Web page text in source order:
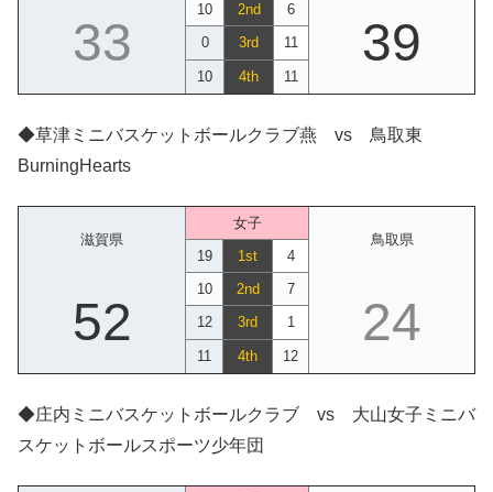
33
10 2nd 6
39
0 3rd 11
10 4th 11
◆草津ミニバスケットボールクラブ燕 vs 鳥取東
BurningHearts
滋賀県
女子
鳥取県
19
1st 4
52
10 2nd 7
24
12 3rd 1
11 4th 12
◆庄内ミニバスケットボールクラブ vs 大山女子ミニバ
スケットボールスポーツ少年団